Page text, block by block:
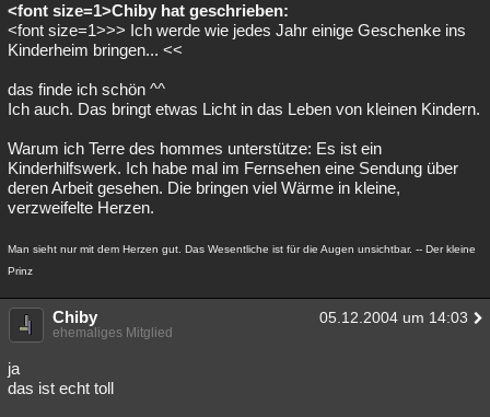
Musik Clash Verbesserungen Allmystery English
Übersichten
Besucht Teilgenommen
<font size=1>Chiby hat geschrieben:
<font size=1>>> Ich werde wie jedes Jahr einige Geschenke ins
Kinderheim bringen... <<
das finde ich schön ^^
Ich auch. Das bringt etwas Licht in das Leben von kleinen Kindern.
Warum ich Terre des hommes unterstütze: Es ist ein
Kinderhilfswerk. Ich habe mal im Fernsehen eine Sendung über
deren Arbeit gesehen. Die bringen viel Wärme in kleine,
verzweifelte Herzen.
Man sieht nur mit dem Herzen gut. Das Wesentliche ist für die Augen unsichtbar. -- Der kleine
Prinz
Chiby 05.12.2004 um 14:03
ehemaliges Mitglied
ja
das ist echt toll